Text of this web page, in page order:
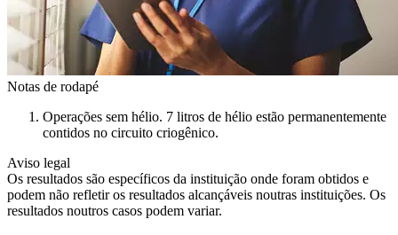
Notas de rodapé
Operações sem hélio. 7 litros de hélio estão permanentemente
contidos no circuito criogênico.
Aviso legal
Os resultados são específicos da instituição onde foram obtidos e
podem não refletir os resultados alcançáveis noutras instituições. Os
resultados noutros casos podem variar.